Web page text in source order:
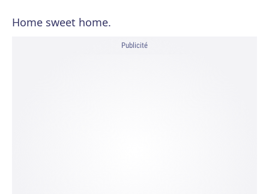
Home sweet home.
Publicité